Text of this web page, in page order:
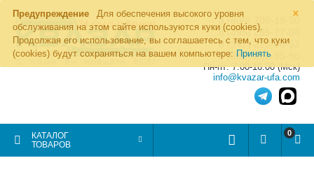
×
Предупреждение
Для обеспечения высокого уровня
обслуживания на этом сайте используются куки (cookies).
Продолжая его использование, вы соглашаетесь с тем, что куки
(cookies) будут сохраняться на вашем компьютере: Принять
8 (800) 700-19-50
8 (495) 255-77-08
8 (347) 225-00-52
8 (986) 963-95-80
Пн-пт: 7.00-16.00 (Мск)
info@kvazar-ufa.com
КАТАЛОГ
ТОВАРОВ
0